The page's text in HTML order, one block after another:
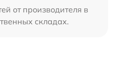
от производителя в
складах.